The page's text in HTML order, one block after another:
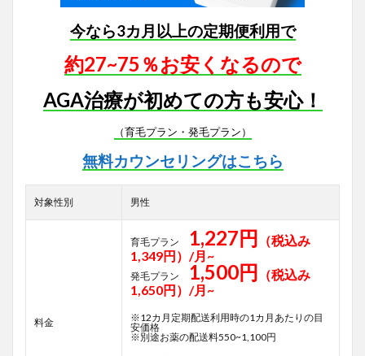
今なら3カ月以上の定期便利用で
約27~75％お安くなるので
AGA治療が初めての方も安心！
（育毛プラン・発毛プラン）
無料カウンセリングはこちら
対象性別 男性
料金
育毛プラン 1,227円 （税込み
1,349円）/月~
発毛プラン 1,500円 （税込み
1,650円）/月~
※12カ月定期配送利用時の1カ月あたりの目
安価格
※別途お薬の配送料550~1,100円